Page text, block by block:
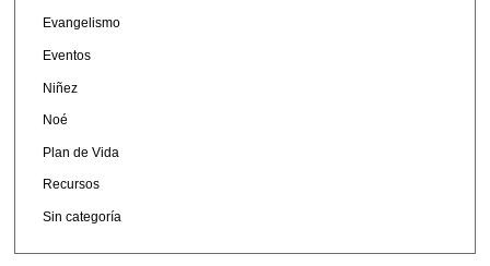
Evangelismo
Eventos
Niñez
Noé
Plan de Vida
Recursos
Sin categoría